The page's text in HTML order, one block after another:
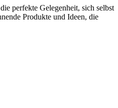
perfekte Gelegenheit, sich selbst
Produkte und Ideen, die